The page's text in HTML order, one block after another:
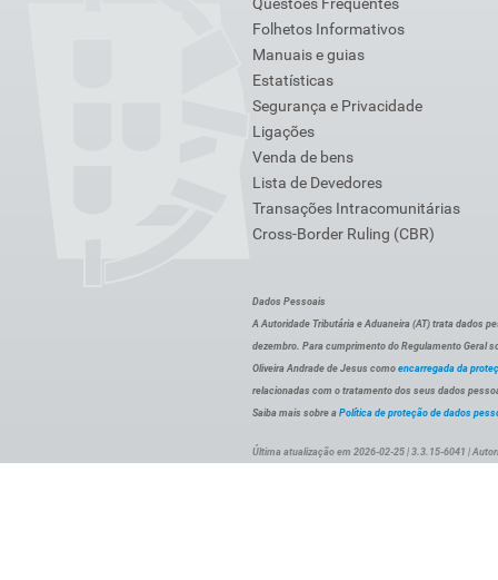
Folhetos Informativos
Manuais e guias
Estatísticas
Segurança e Privacidade
Ligações
Venda de bens
Lista de Devedores
Transações Intracomunitárias
Cross-Border Ruling (CBR)
Dados Pessoais
A Autoridade Tributária e Aduaneira (AT) trata dados
dezembro. Para cumprimento do Regulamento Geral
Oliveira Andrade de Jesus como encarregada da
relacionadas com o tratamento dos seus dados
Saiba mais sobre a Política de proteção de dados
Última atualização em 2026-02-25 | 3.3.15-6041 |